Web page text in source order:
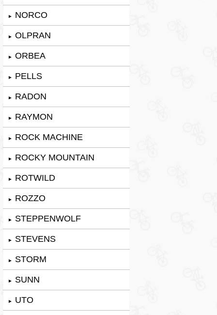
► NORCO
► OLPRAN
► ORBEA
► PELLS
► RADON
► RAYMON
► ROCK MACHINE
► ROCKY MOUNTAIN
► ROTWILD
► ROZZO
► STEPPENWOLF
► STEVENS
► STORM
► SUNN
► UTO